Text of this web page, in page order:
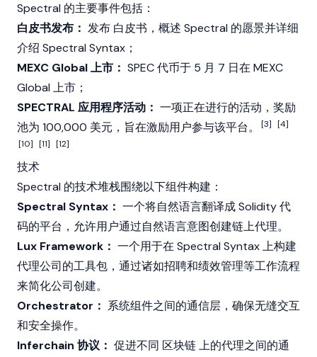
Spectral 的主要事件包括：
白皮书发布： 发布 白皮书 ，概述 Spectral 的愿景并详细
介绍 Spectral Syntax；
MEXC Global 上市： SPEC 代币于 5 月 7 日在 MEXC
Global 上市；
SPECTRAL 应用程序活动： 一项正在进行的活动，奖励
池为 100,000 美元，旨在激励用户参与该平台。
[3] [4]
[10] [11] [12]
技术
Spectral 的技术堆栈围绕以下组件构建：
Spectral Syntax： 一个将自然语言翻译成Solidity代
码的平台，允许用户通过自然语言意图创建链上代理。
Lux Framework： 一个用于在 Spectral Syntax 上构建
代理公司的工具包，通过诸如招聘和绩效管理等工作流程
来简化公司创建。
Orchestrator： 系统组件之间的通信层，确保无缝交互
和安全操作。
Inferchain 协议： 促进不同 区块链上的代理之间的通